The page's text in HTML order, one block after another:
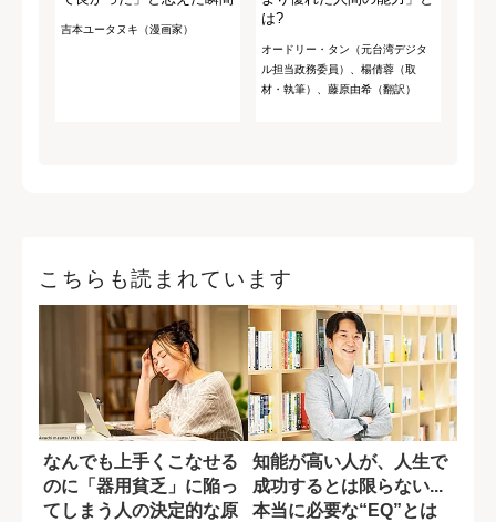
吉本ユータヌキ（漫画家）
は?
オードリー・タン（元台湾デジタ
ル担当政務委員）、楊倩蓉（取
材・執筆）、藤原由希（翻訳）
こちらも読まれています
なんでも上手くこなせる
のに「器用貧乏」に陥っ
てしまう人の決定的な原
知能が高い人が、人生で
成功するとは限らない...
本当に必要な“EQ”とは